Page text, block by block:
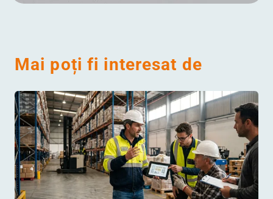
Mai poți fi interesat de